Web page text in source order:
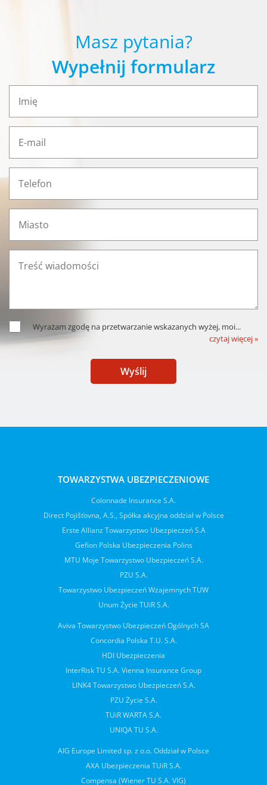
Masz pytania?
Wypełnij formularz
Wyrażam zgodę na przetwarzanie wskazanych wyżej, moi...
czytaj więcej »
Wyślij
TOWARZYSTWA UBEZPIECZENIOWE
Colonnade Insurance S.A.
Direct Pojišťovna, A.S., Spółka akcyjna oddział w Polsce
Erste Allianz Towarzystwo Ubezpieczeń S.A
Gefion Polska Ubezpieczenia Polins
MTU Moje Towarzystwo Ubezpieczeń S.A.
PZU S.A.
Towarzystwo Ubezpieczeń Wzajemnych TUW
Unum Życie TUiR S.A.
Aviva Towarzystwo Ubezpieczeń Ogólnych SA
Concordia Polska T.U. S.A.
HDI Ubezpieczenia
InterRisk TU S.A. Vienna Insurance Group
LINK4 Towarzystwo Ubezpieczeń S.A.
PZU Życie S.A.
TUiR WARTA S.A.
UNIQA TU S.A.
AIG Europe Limited sp. z o.o. Oddział w Polsce
AXA Ubezpieczenia TUiR S.A.
Compensa (Wiener TU S.A. VIG)